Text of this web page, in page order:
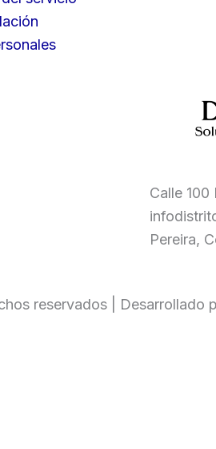
Calle
Pereira,
reservados | Desarrollado